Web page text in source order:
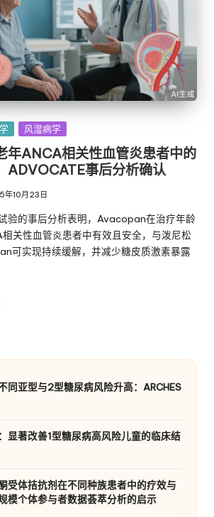
风湿病学
ANCA相关性血管炎患者中的
ADVOCATE事后分析确认
年10月23日
验的事后分析表明，Avacopan在治疗年龄
关性血管炎患者中有效且安全，与泼尼松
可实现持续缓解，并减少糖皮质激素暴露
同亚型与2型糖尿病风险升高：ARCHES
显著改善1型糖尿病高风险儿童的临床结
受体拮抗剂在不同种族患者中的疗效与
模个体参与者数据荟萃分析的启示